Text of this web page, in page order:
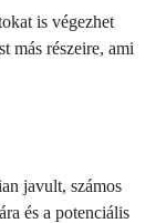
is végezhet
más részeire, ami
javult, számos
és a potenciális